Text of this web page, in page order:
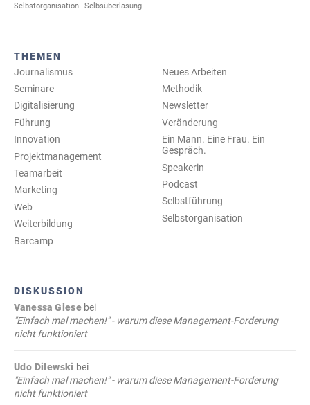
Selbstorganisation
Selbsüberlasung
THEMEN
Journalismus
Seminare
Digitalisierung
Führung
Innovation
Projektmanagement
Teamarbeit
Marketing
Web
Weiterbildung
Barcamp
Neues Arbeiten
Methodik
Newsletter
Veränderung
Ein Mann. Eine Frau. Ein
Gespräch.
Speakerin
Podcast
Selbstführung
Selbstorganisation
DISKUSSION
Vanessa Giese bei
"Einfach mal machen!" - warum diese Management-Forderung
nicht funktioniert
Udo Dilewski bei
"Einfach mal machen!" - warum diese Management-Forderung
nicht funktioniert